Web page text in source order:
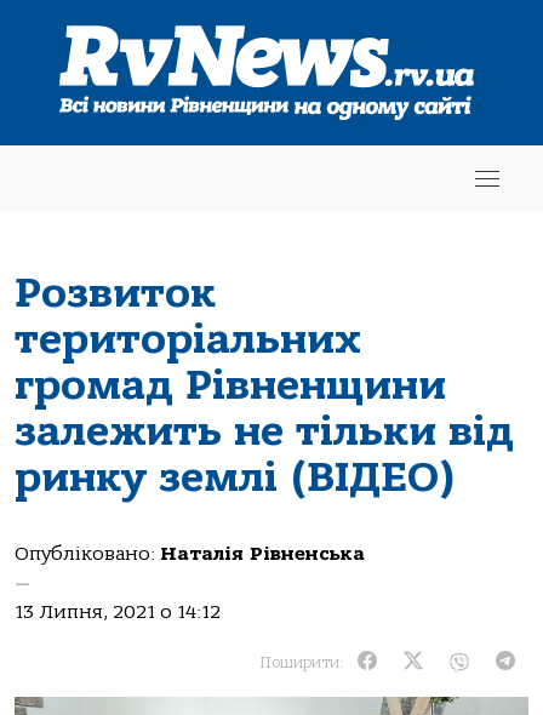
Розвиток
територіальних
громад Рівненщини
залежить не тільки від
ринку землі (ВІДЕО)
Опубліковано: Наталія Рівненська
—
13 Липня, 2021 о 14:12
Поширити: